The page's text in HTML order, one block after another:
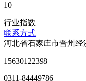
10
行业指数
联系方式
河北省石家庄市晋州经
15630122398
0311-84449786